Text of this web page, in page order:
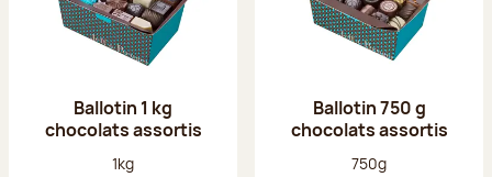
Ballotin 1 kg
chocolats assortis
Poids net :
1kg
Ballotin 750 g
chocolats assortis
Poids net :
750g